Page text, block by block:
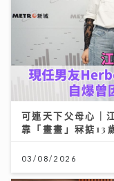
可連天下父母心｜
靠「畫畫」冧掂13
03/08/2026